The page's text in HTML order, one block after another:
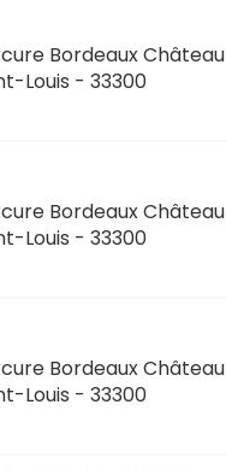
Bordeaux Château
Louis - 33300
Bordeaux Château
Louis - 33300
Bordeaux Château
Louis - 33300